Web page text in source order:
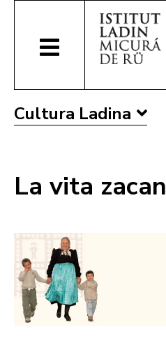
Cultura Ladina
La vita zacan